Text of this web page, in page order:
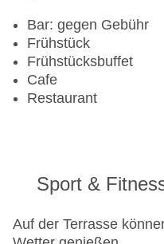
Bar: gegen Gebühr
Frühstück
Frühstücksbuffet
Cafe
Restaurant
Sport &
Auf der Terrasse